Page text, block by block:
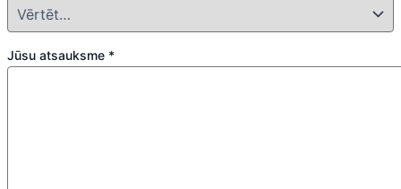
Jūsu atsauksme *